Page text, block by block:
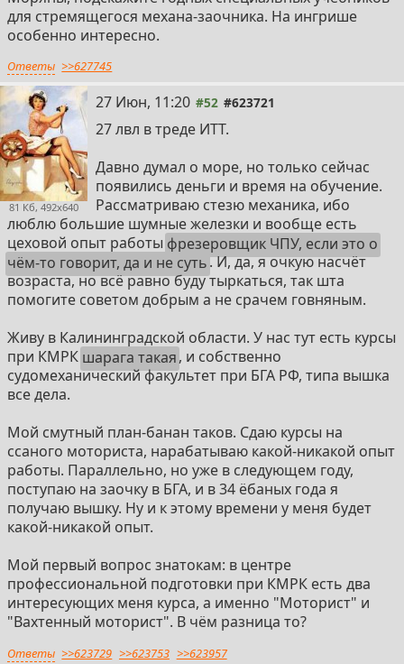
для стремящегося механа-заочника. На ингрише
особенно интересно.
Ответы >>627745
81 Кб, 492x640
27 Июн, 11:20 #52 #623721
27 лвл в треде ИТТ.
Давно думал о море, но только сейчас
появились деньги и время на обучение.
Рассматриваю стезю механика, ибо
люблю большие шумные железки и вообще есть
цеховой опыт работы фрезеровщик ЧПУ, если это о
чём-то говорит, да и не суть. И, да, я очкую насчёт
возраста, но всё равно буду тыркаться, так шта
помогите советом добрым а не срачем говняным.
Живу в Калининградской области. У нас тут есть курсы
при КМРК шарага такая, и собственно
судомеханический факультет при БГА РФ, типа вышка
все дела.
Мой смутный план-банан таков. Сдаю курсы на
ссаного моториста, нарабатываю какой-никакой опыт
работы. Параллельно, но уже в следующем году,
поступаю на заочку в БГА, и в 34 ёбаных года я
получаю вышку. Ну и к этому времени у меня будет
какой-никакой опыт.
Мой первый вопрос знатокам: в центре
профессиональной подготовки при КМРК есть два
интересующих меня курса, а именно "Моторист" и
"Вахтенный моторист". В чём разница то?
Ответы >>623729 >>623753 >>623957